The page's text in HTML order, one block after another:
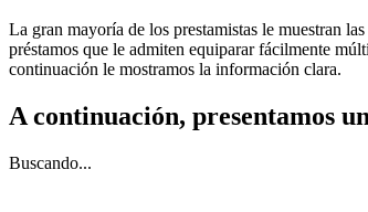
La gran mayoría de los prestamistas le muestran
préstamos que le admiten equiparar fácilmente
continuación le mostramos la información clara.
A continuación, presentamos
Buscando...